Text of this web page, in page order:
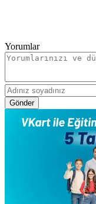
Yorumlar
Gönder